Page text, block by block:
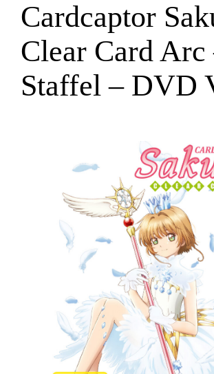
e
Cardcaptor
Clear Card Arc
Staffel – DVD